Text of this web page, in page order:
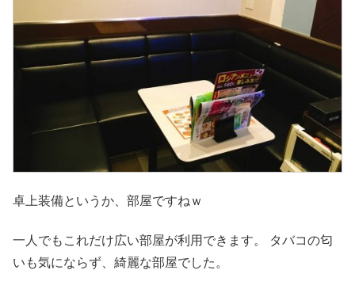
卓上装備というか、部屋ですねｗ
一人でもこれだけ広い部屋が利用できます。 タバコの匂
いも気にならず、綺麗な部屋でした。